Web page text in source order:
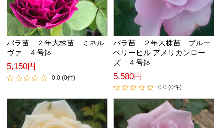
バラ苗 ２年大株苗 ミネル
ヴァ ４号鉢
5,150円
0.0 (0件)
バラ苗 ２年大株苗 ブルー
ベリーヒル アメリカンロー
ズ ４号鉢
5,580円
0.0 (0件)